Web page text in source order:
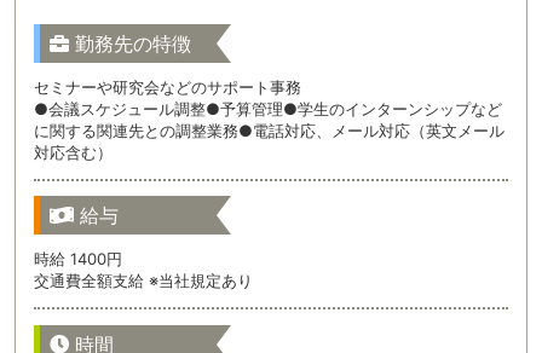
勤務先の特徴
セミナーや研究会などのサポート事務
●会議スケジュール調整●予算管理●学生のインターンシップなど
に関する関連先との調整業務●電話対応、メール対応（英文メール
対応含む）
給与
時給 1400円
交通費全額支給 ※当社規定あり
時間